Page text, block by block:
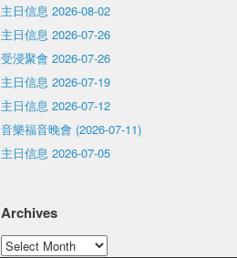
主日信息 2026-08-02
主日信息 2026-07-26
受浸聚會 2026-07-26
主日信息 2026-07-19
主日信息 2026-07-12
音樂福音晚會 (2026-07-11)
主日信息 2026-07-05
Archives
Archives